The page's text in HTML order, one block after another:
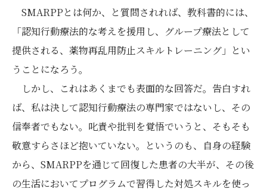
SMARPPとは何か、と質問されれば、教科書的には、
「認知行動療法的な考えを援用し、グループ療法として
提供される、薬物再乱用防止スキルトレーニング」とい
うことになろう。
しかし、これはあくまでも表面的な回答だ。告白すれ
ば、私は決して認知行動療法の専門家ではないし、その
信奉者でもない。叱責や批判を覚悟でいうと、そもそも
敬意すらさほど抱いていない。というのも、自身の経験
から、SMARPPを通じて回復した患者の大半が、その後
の生活においてプログラムで習得した対処スキルを使っ